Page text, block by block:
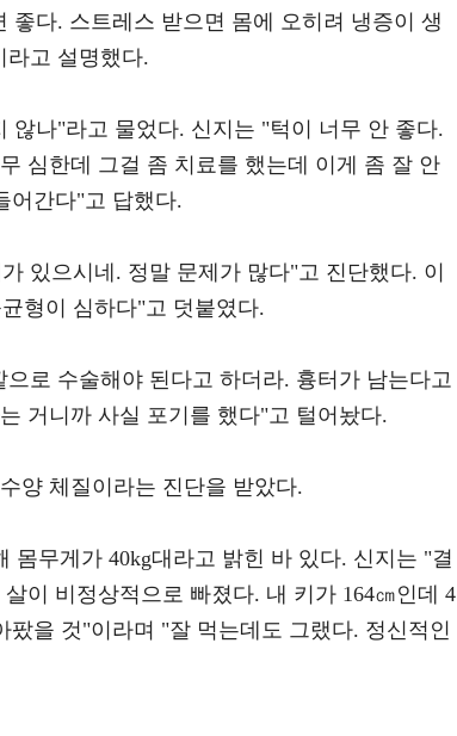
다. 스트레스 받으면 몸에 오히려 냉증이 생
라고 설명했다.
않나"라고 물었다. 신지는 "턱이 너무 안 좋다.
심한데 그걸 좀 치료를 했는데 이게 좀 잘 안
어간다"고 답했다.
있으시네. 정말 문제가 많다"고 진단했다. 이
형이 심하다"고 덧붙였다.
로 수술해야 된다고 하더라. 흉터가 남는다고
거니까 사실 포기를 했다"고 털어놨다.
양 체질이라는 진단을 받았다.
몸무게가 40kg대라고 밝힌 바 있다. 신지는 "결
이 비정상적으로 빠졌다. 내 키가 164㎝인데 4
을 것"이라며 "잘 먹는데도 그랬다. 정신적인